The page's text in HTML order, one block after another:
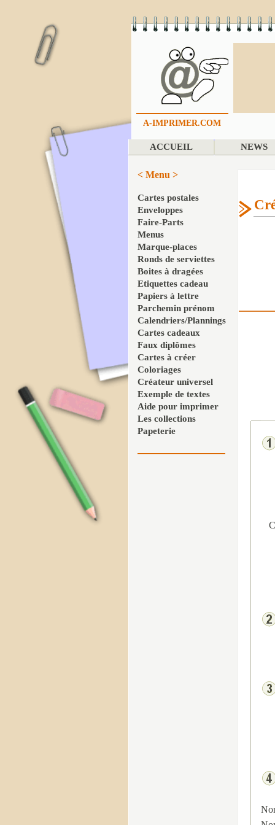
A-IMPRIMER.COM
ACCUEIL NEWS
< Menu >
Cartes postales
Enveloppes
Faire-Parts
Menus
Marque-places
Ronds de serviettes
Boites à dragées
Etiquettes cadeau
Papiers à lettre
Parchemin prénom
Calendriers/Plannings
Cartes cadeaux
Faux diplômes
Cartes à créer
Coloriages
Créateur universel
Exemple de textes
Aide pour imprimer
Les collections
Papeterie